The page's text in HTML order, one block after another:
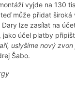
vyjde na 130
může přidat široká
lze zasílat na
účel platby
uslyšíme nový
Šabo.